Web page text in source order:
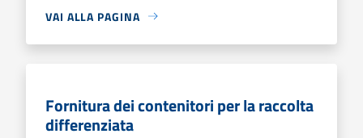
VAI ALLA PAGINA
Fornitura dei contenitori per la raccolta
differenziata